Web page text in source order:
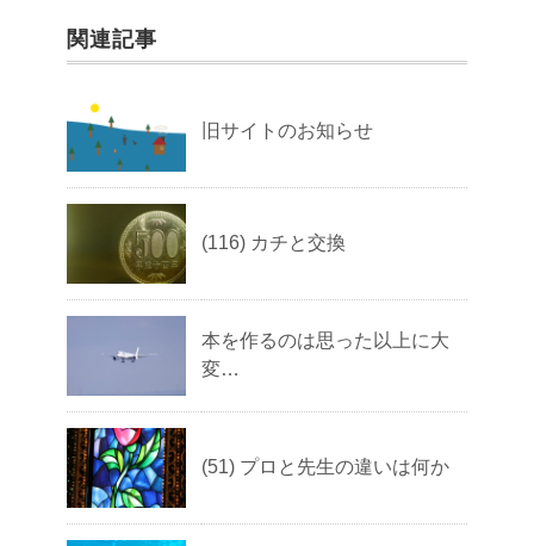
関連記事
旧サイトのお知らせ
(116) カチと交換
本を作るのは思った以上に大
変…
(51) プロと先生の違いは何か